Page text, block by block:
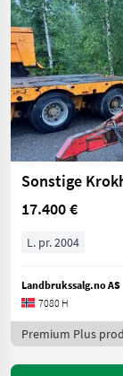
Sonstige
17.400 €
L. pr. 2004
Landbrukssalg.no AS
7080 H
Premium Plus